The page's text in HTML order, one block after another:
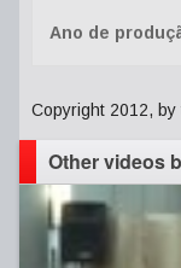
Ano de
Copyright 2012,
Other videos